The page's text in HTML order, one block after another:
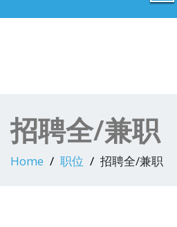
招聘全/兼职
Home 职位 招聘全/兼职